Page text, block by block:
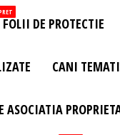
FOLII DE PROTECTIE
CANI
ASOCIATIA